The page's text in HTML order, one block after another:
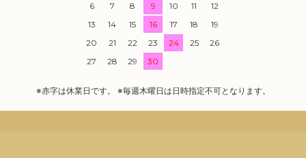
6
7 8 9 10 11
12
13
14 15 16 17 18
19
20
21 22 23 24 25
26
27
28 29 30
※赤字は休業日です。 ※毎週木曜日は日時指定不可となります。